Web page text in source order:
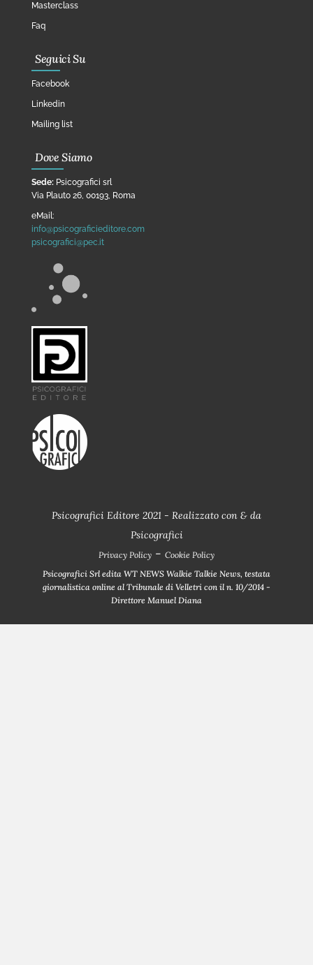
Masterclass
Faq
Seguici Su
Facebook
Linkedin
Mailing list
Dove Siamo
Sede: Psicografici srl
Via Plauto 26, 00193, Roma
eMail:
info@psicograficieditore.com
psicografici@pec.it
Psicografici Editore 2021 - Realizzato con & da
Psicografici
Privacy Policy - Cookie Policy
Psicografici Srl edita WT NEWS Walkie Talkie News, testata
giornalistica online al Tribunale di Velletri con il n. 10/2014 -
Direttore Manuel Diana